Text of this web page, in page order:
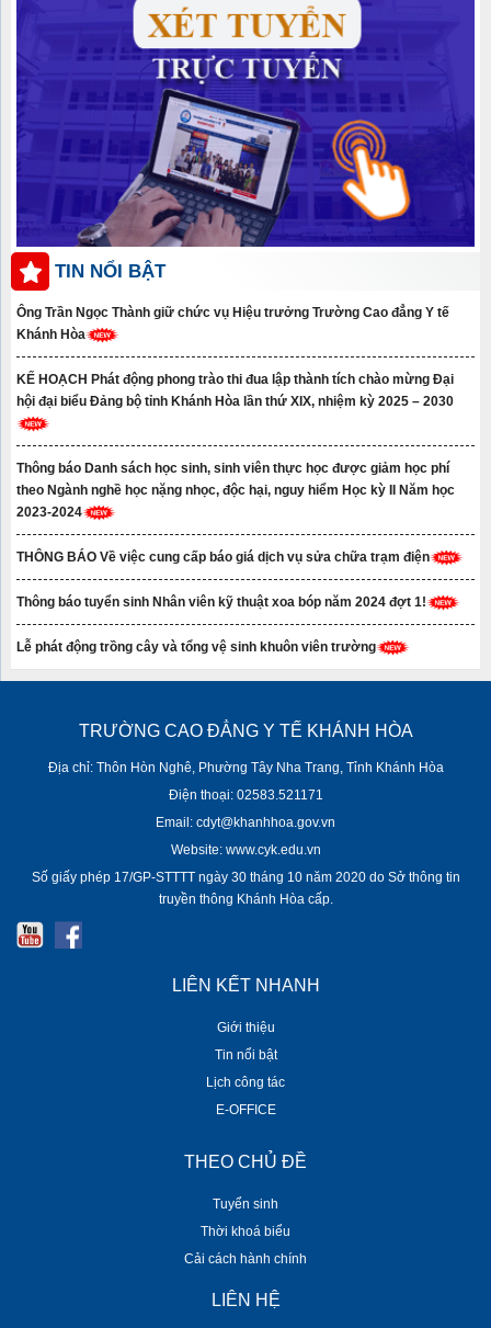
TIN NỔI BẬT
Ông Trần Ngọc Thành giữ chức vụ Hiệu trưởng Trường Cao đẳng Y tế
Khánh Hòa
KẾ HOẠCH Phát động phong trào thi đua lập thành tích chào mừng Đại
hội đại biểu Đảng bộ tỉnh Khánh Hòa lần thứ XIX, nhiệm kỳ 2025 – 2030
Thông báo Danh sách học sinh, sinh viên thực học được giảm học phí
theo Ngành nghề học nặng nhọc, độc hại, nguy hiểm Học kỳ II Năm học
2023-2024
THÔNG BÁO Về việc cung cấp báo giá dịch vụ sửa chữa trạm điện
Thông báo tuyển sinh Nhân viên kỹ thuật xoa bóp năm 2024 đợt 1!
Lễ phát động trồng cây và tổng vệ sinh khuôn viên trường
TRƯỜNG CAO ĐẲNG Y TẾ KHÁNH HÒA
Địa chỉ: Thôn Hòn Nghê, Phường Tây Nha Trang, Tỉnh Khánh Hòa
Điện thoại: 02583.521171
Email: cdyt@khanhhoa.gov.vn
Website: www.cyk.edu.vn
Số giấy phép 17/GP-STTTT ngày 30 tháng 10 năm 2020 do Sở thông tin
truyền thông Khánh Hòa cấp.
LIÊN KẾT NHANH
Giới thiệu
Tin nổi bật
Lịch công tác
E-OFFICE
THEO CHỦ ĐỀ
Tuyển sinh
Thời khoá biểu
Cải cách hành chính
LIÊN HỆ